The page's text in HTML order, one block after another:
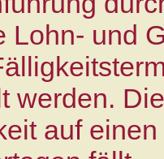
Lohn- und
werden.
auf